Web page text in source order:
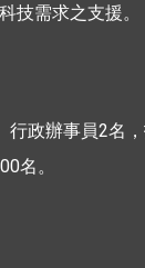
技需求之支援。
政辦事員2名
名。